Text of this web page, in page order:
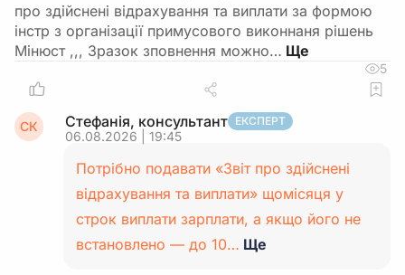
про здійснені відрахування та виплати за формою
інстр з організації примусового виконнаня рішень
Мінюст ,,, Зразок зповнення можно…
5
СК Стефанія, консультант ЕКСПЕРТ
06.08.2026 | 19:45
Потрібно подавати «Звіт про здійснені
відрахування та виплати» щомісяця у
строк виплати зарплати, а якщо його не
встановлено — до 10… Ще